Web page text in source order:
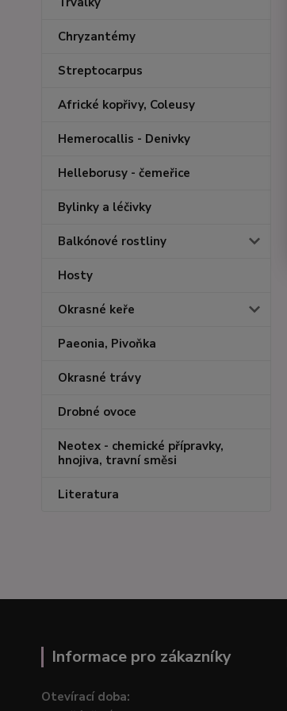
Chryzantémy
Streptocarpus
Africké kopřivy, Coleusy
Hemerocallis - Denivky
Helleborusy - čemeřice
Bylinky a léčivky
Balkónové rostliny
Hosty
Okrasné keře
Paeonia, Pivoňka
Okrasné trávy
Drobné ovoce
Neotex - chemické přípravky,
hnojiva, travní směsi
Literatura
Informace pro zákazníky
Otevírací doba: